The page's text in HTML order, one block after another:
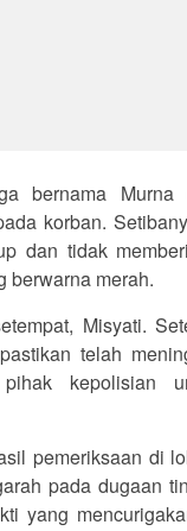
bernama Murna
korban.
dan tidak
berwarna merah.
Misyati.
telah
kepolisian
pemeriksaan di
pada dugaan
yang